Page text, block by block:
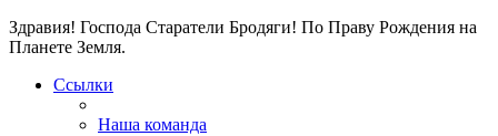
Здравия! Господа Старатели Бродяги! По Праву Рождения на
Планете Земля.
Ссылки
Наша команда